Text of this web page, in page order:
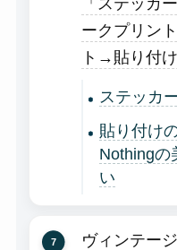
ークプリン
ト→貼り付
ステッカ
貼り付け
Nothingの
い
ヴィンテー